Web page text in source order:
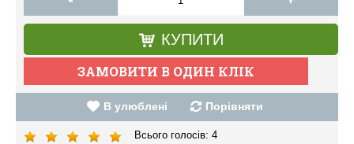
КУПИТИ
В улюблені Порівняти
Всього голосів: 4